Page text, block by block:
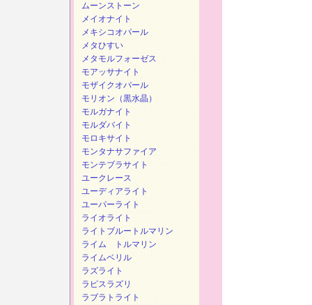
ムーンストーン
メイオナイト
メキシコオパール
メタひすい
メタモルフォーゼス
モアッサナイト
モザイクオパール
モリオン（黒水晶）
モルガナイト
モルダバイト
モロキサイト
モンタナサファイア
モンテブラサイト
ユークレース
ユーディアライト
ユーパーライト
ライオライト
ライトブルートルマリン
ライム トルマリン
ライムベリル
ラズライト
ラピスラズリ
ラブラトライト